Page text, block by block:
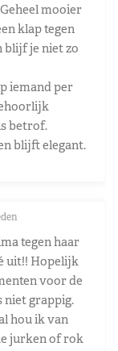
mooier
klap tegen
blijf je niet zo
iemand per
betrof.
blijft elegant.
tegen haar
uit!! Hopelijk
voor de
niet grappig.
hou ik van
jurken of rok